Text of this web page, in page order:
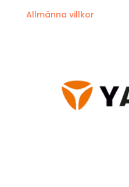
Allmänna villkor